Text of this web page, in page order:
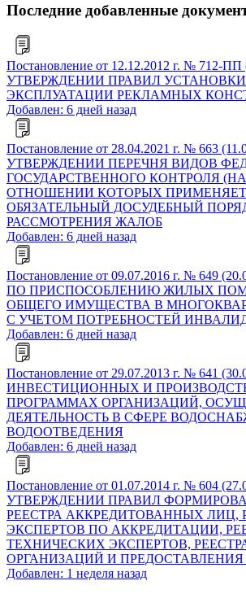
Последние добавленные
Постановление от 12.12.2012 г. № 712-
УТВЕРЖДЕНИИ ПРАВИЛ
ЭКСПЛУАТАЦИИ РЕКЛАМНЫХ
Добавлен: 6 дней назад
Постановление от 28.04.2021 г. № 663
УТВЕРЖДЕНИИ ПЕРЕЧНЯ ВИДОВ
ГОСУДАРСТВЕННОГО КОНТРОЛЯ
ОТНОШЕНИИ КОТОРЫХ
ОБЯЗАТЕЛЬНЫЙ ДОСУДЕБНЫЙ
РАССМОТРЕНИЯ ЖАЛОБ
Добавлен: 6 дней назад
Постановление от 09.07.2016 г. № 649
ПО ПРИСПОСОБЛЕНИЮ ЖИЛЫХ
ОБЩЕГО ИМУЩЕСТВА В
С УЧЕТОМ ПОТРЕБНОСТЕЙ
Добавлен: 6 дней назад
Постановление от 29.07.2013 г. № 641
ИНВЕСТИЦИОННЫХ И
ПРОГРАММАХ ОРГАНИЗАЦИЙ,
ДЕЯТЕЛЬНОСТЬ В СФЕРЕ
ВОДООТВЕДЕНИЯ
Добавлен: 6 дней назад
Постановление от 01.07.2014 г. № 604
УТВЕРЖДЕНИИ ПРАВИЛ
РЕЕСТРА АККРЕДИТОВАННЫХ ЛИЦ,
ЭКСПЕРТОВ ПО АККРЕДИТАЦИИ,
ТЕХНИЧЕСКИХ ЭКСПЕРТОВ,
ОРГАНИЗАЦИЙ И
Добавлен: 1 неделя назад